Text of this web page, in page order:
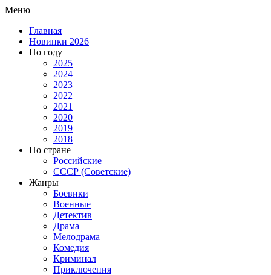
Меню
Главная
Новинки 2026
По году
2025
2024
2023
2022
2021
2020
2019
2018
По стране
Российские
СССР (Советские)
Жанры
Боевики
Военные
Детектив
Драма
Мелодрама
Комедия
Криминал
Приключения